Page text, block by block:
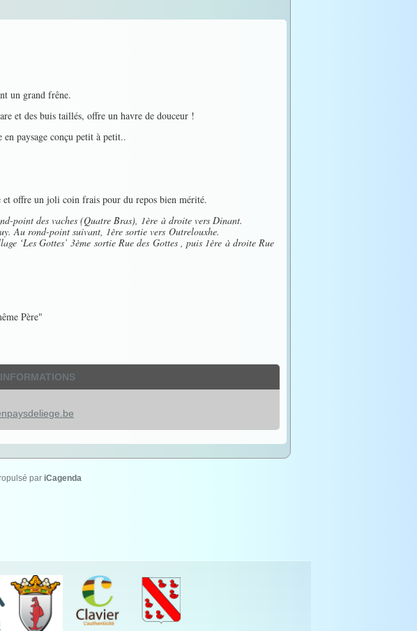
un grand frêne.
et des buis taillés, offre un havre de douceur !
en paysage conçu petit à petit..
et offre un joli coin frais pour du repos bien mérité.
point des vaches (Quatre Bras), 1ère à droite vers Dinant.
Au rond-point suivant, 1ère sortie versOutrelouxhe.
‘Les Gottes’ 3ème sortie Rue desGottes , puis 1ère à droite Rue
Père"
INFORMATIONS
par iCagenda